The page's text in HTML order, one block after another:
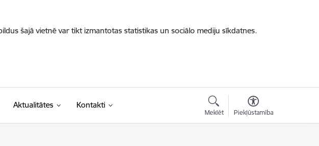
šajā vietnē var tikt izmantotas statistikas un sociālo mediju sīkdatnes.
Aktualitātes Kontakti
Meklēt Piekļūstamība